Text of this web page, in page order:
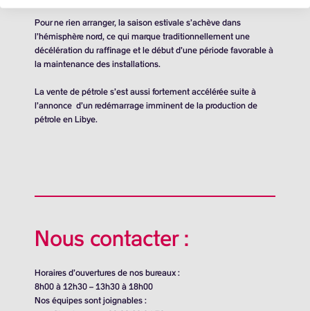
Pour ne rien arranger, la saison estivale s’achève dans
l’hémisphère nord, ce qui marque traditionnellement une
décélération du raffinage et le début d’une période favorable à
la maintenance des installations.
La vente de pétrole s’est aussi fortement accélérée suite à
l’annonce d’un redémarrage imminent de la production de
pétrole en Libye.
Nous contacter :
Horaires d’ouvertures de nos bureaux :
8h00 à 12h30 – 13h30 à 18h00
Nos équipes sont joignables :